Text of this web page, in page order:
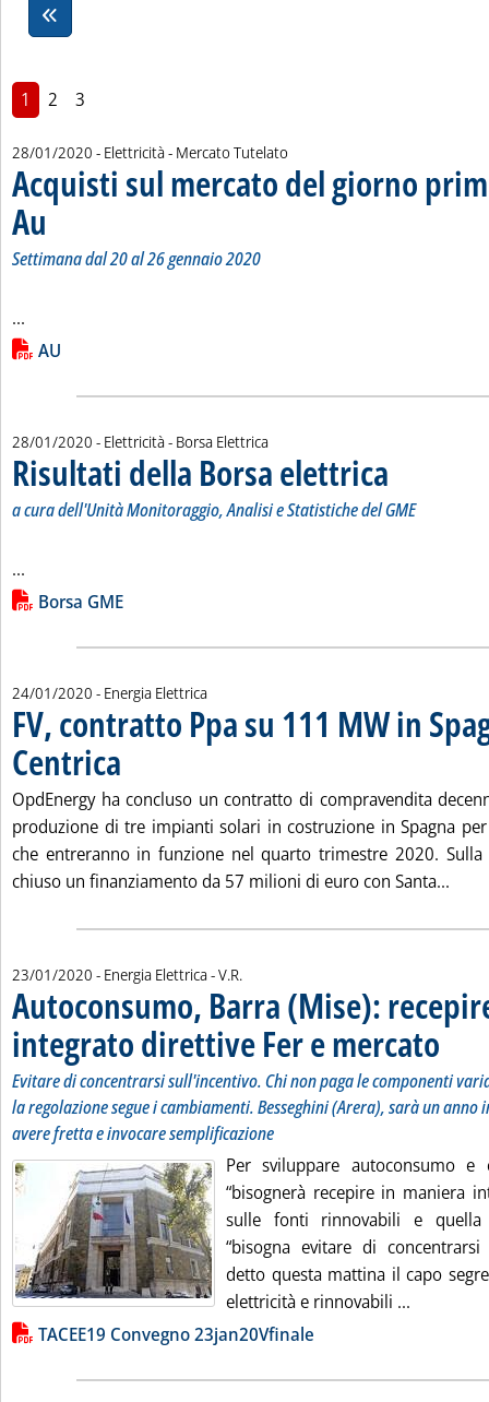
1 2 3
28/01/2020 - Elettricità - Mercato Tutelato
Acquisti sul mercato del giorno
Au . Sottotitolo: Settimana dal 20 al 26 gennaio 2020
. Pubblicata martedì 28 gennaio 2020 alle 9.29.
Settimana dal 20 al 26 gennaio 2020
...
Lista allegati PDF alla notizia
AU
28/01/2020 - Elettricità - Borsa Elettrica
Risultati della Borsa elettrica
a cura dell'Unità Monitoraggio, Analisi e Statistiche del GME
...
Lista allegati PDF alla notizia
Borsa GME
24/01/2020 - Energia Elettrica
FV, contratto Ppa su 111 MW in
Centrica . Pubblicata venerdì 24 gennaio 2020 alle 9.38.
OpdEnergy ha concluso un contratto di compravendita
produzione di tre impianti solari in costruzione in Spagna
che entreranno in funzione nel quarto trimestre 2020.
chiuso un finanziamento da 57 milioni di euro con Santa...
23/01/2020 - Energia Elettrica -di:
V.R.
Autoconsumo, Barra (Mise):
integrato direttive Fer e mercato ..
Evitare di concentrarsi sull'incentivo. Chi non paga le componenti
la regolazione segue i cambiamenti. Besseghini (Arera), sarà un
avere fretta e invocare semplificazione
Per sviluppare autoconsumo e
“bisognerà recepire in maniera
sulle fonti rinnovabili e
“bisogna evitare di
detto questa mattina il capo
elettricità e rinnovabili ...
Lista allegati PDF alla notizia
TACEE19 Convegno 23jan20Vfinale